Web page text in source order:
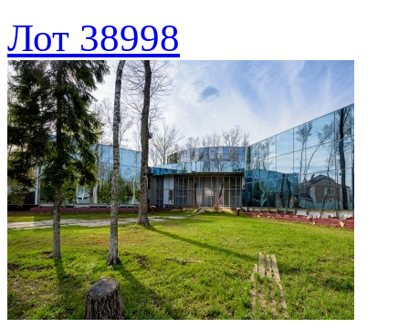
Лот 38998